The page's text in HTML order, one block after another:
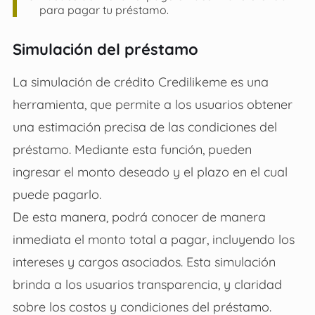
para pagar tu préstamo.
Simulación del préstamo
La simulación de crédito Credilikeme es una
herramienta, que permite a los usuarios obtener
una estimación precisa de las condiciones del
préstamo. Mediante esta función, pueden
ingresar el monto deseado y el plazo en el cual
puede pagarlo.
De esta manera, podrá conocer de manera
inmediata el monto total a pagar, incluyendo los
intereses y cargos asociados. Esta simulación
brinda a los usuarios transparencia, y claridad
sobre los costos y condiciones del préstamo.